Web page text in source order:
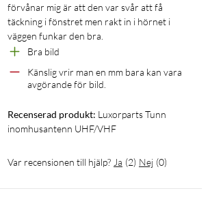
förvånar mig är att den var svår att få
täckning i fönstret men rakt in i hörnet i
väggen funkar den bra.
Bra bild
Känslig vrir man en mm bara kan vara
avgörande för bild.
Recenserad produkt: Luxorparts Tunn
inomhusantenn UHF/VHF
Var recensionen till hjälp? Ja (2) Nej (0)